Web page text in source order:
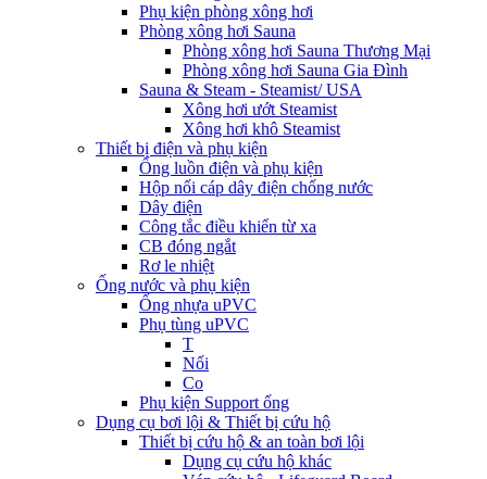
Phụ kiện phòng xông hơi
Phòng xông hơi Sauna
Phòng xông hơi Sauna Thương Mại
Phòng xông hơi Sauna Gia Đình
Sauna & Steam - Steamist/ USA
Xông hơi ướt Steamist
Xông hơi khô Steamist
Thiết bị điện và phụ kiện
Ống luồn điện và phụ kiện
Hộp nối cáp dây điện chống nước
Dây điện
Công tắc điều khiển từ xa
CB đóng ngắt
Rơ le nhiệt
Ống nước và phụ kiện
Ống nhựa uPVC
Phụ tùng uPVC
T
Nối
Co
Phụ kiện Support ống
Dụng cụ bơi lội & Thiết bị cứu hộ
Thiết bị cứu hộ & an toàn bơi lội
Dụng cụ cứu hộ khác